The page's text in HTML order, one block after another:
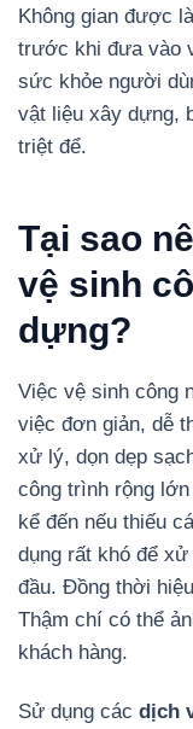
Không gian được
trước khi đưa vào
sức khỏe người
vật liệu xây dựng,
triệt để.
Tại sao
vệ sinh
dựng?
Việc vệ sinh công
việc đơn giản, dễ
xử lý, dọn dẹp
công trình rộng
kể đến nếu thiếu
dụng rất khó để
đầu. Đồng thời
Thậm chí có thể
khách hàng.
Sử dụng các dịch